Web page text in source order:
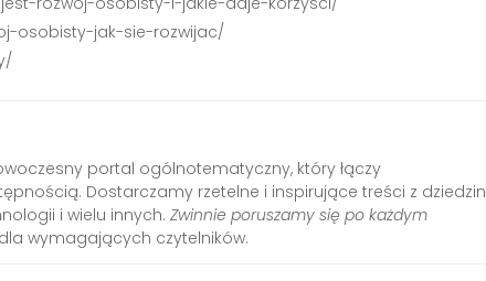
osobisty-jak-sie-rozwijac/
portal ogólnotematyczny, który łączy
Dostarczamy rzetelne i inspirujące treści z dziedzin
i wielu innych. Zwinnie poruszamy się po każdym
wymagających czytelników.